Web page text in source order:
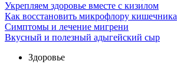
Укрепляем здоровье вместе с кизилом
Как восстановить микрофлору кишечника
Симптомы и лечение мигрени
Вкусный и полезный адыгейский сыр
Здоровье